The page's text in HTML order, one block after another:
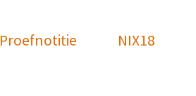
Proefnotitie NIX18